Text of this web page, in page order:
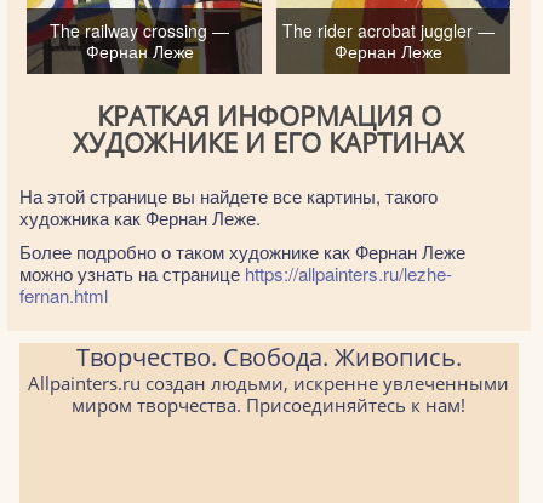
The railway crossing —
Фернан Леже
The rider acrobat juggler —
Фернан Леже
КРАТКАЯ ИНФОРМАЦИЯ О
ХУДОЖНИКЕ И ЕГО КАРТИНАХ
На этой странице вы найдете все картины, такого
художника как Фернан Леже.
Более подробно о таком художнике как Фернан Леже
можно узнать на странице https://allpainters.ru/lezhe-
fernan.html
Творчество. Свобода. Живопись.
Allpainters.ru создан людьми, искренне увлеченными
миром творчества. Присоединяйтесь к нам!